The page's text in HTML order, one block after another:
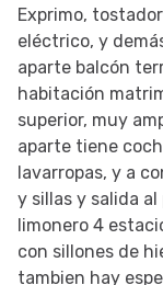
Exprimo,
eléctrico, y
aparte balcón
habitación
superior, muy
aparte tiene
lavarropas, y a
y sillas y salida
limonero 4
con sillones de
tambien hay